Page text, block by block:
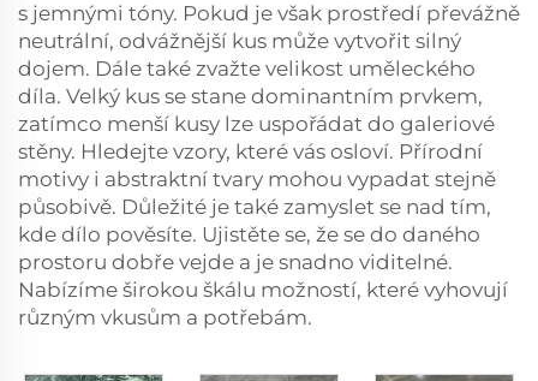
s jemnými tóny. Pokud je však prostředí převážně
neutrální, odvážnější kus může vytvořit silný
dojem. Dále také zvažte velikost uměleckého
díla. Velký kus se stane dominantním prvkem,
zatímco menší kusy lze uspořádat do galeriové
stěny. Hledejte vzory, které vás osloví. Přírodní
motivy i abstraktní tvary mohou vypadat stejně
působivě. Důležité je také zamyslet se nad tím,
kde dílo pověsíte. Ujistěte se, že se do daného
prostoru dobře vejde a je snadno viditelné.
Nabízíme širokou škálu možností, které vyhovují
různým vkusům a potřebám.